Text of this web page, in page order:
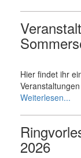
Hier findet ihr
Veranstaltungen
Weiterlesen...
2026